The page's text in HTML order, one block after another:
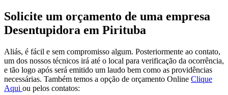
Solicite um orçamento de uma empresa
Desentupidora em Pirituba
Aliás, é fácil e sem compromisso algum. Posteriormente ao contato,
um dos nossos técnicos irá até o local para verificação da ocorrência,
e tão logo após será emitido um laudo bem como as providências
necessárias. Também temos a opção de orçamento Online Clique
Aqui ou pelos contatos: